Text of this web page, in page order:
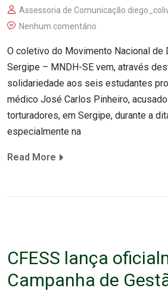
Assessoria de Comunicação
Nenhum comentário
O coletivo do Movimento Nacional de
Sergipe – MNDH-SE vem, através
solidariedade aos seis estudantes
médico José Carlos Pinheiro,
torturadores, em Sergipe, durante a
especialmente na
Read More
CFESS lança
Campanha de